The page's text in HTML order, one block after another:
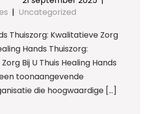
| Uncategorized
Thuiszorg: Kwalitatieve Zorg
Hands Thuiszorg:
Bij U Thuis Healing Hands
toonaangevende
die hoogwaardige […]